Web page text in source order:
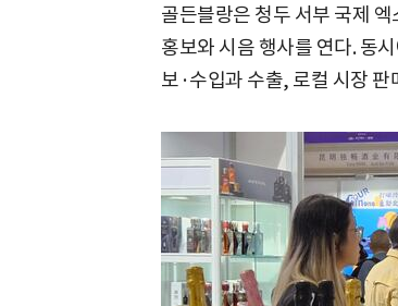
골든블랑은 청두 서부 국제
홍보와 시음 행사를 연다. 동
보·수입과 수출, 로컬 시장